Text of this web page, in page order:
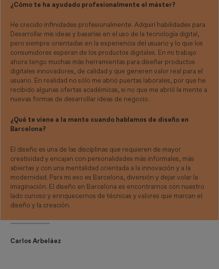
¿Cómo te ha ayudado profesionalmente el máster?
He crecido infinidades profesionalmente. Adquirí habilidades para
Desarrollar mis ideas y basarlas en el uso de la tecnología digital,
pero siempre orientadas en la experiencia del usuario y lo que los
consumidores esperan de los productos digitales. En mi trabajo
ahora tengo muchas más herramientas para diseñar productos
digitales innovadores, de calidad y que generen valor real para el
usuario. En realidad no sólo me abrió puertas laborales, por que he
recibido algunas ofertas académicas, si no que me abrió la mente a
nuevas formas de desarrollar ideas de negocio.
¿Qué te viene a la mente cuando hablamos de diseño en
Barcelona?
El diseño es una de las disciplinas que requieren de mayor
creatividad y encajan con personalidades más informales, más
abiertas y con una mentalidad orientada a la innovación y a la
modernidad. Para mi eso es Barcelona, diversión y dejar volar la
imaginación. El diseño en Barcelona es encontrarnos con nuestro
lado curioso y enriquecernos de técnicas y valores que marcan el
diseño y la creación.
Carlos Arbeláez